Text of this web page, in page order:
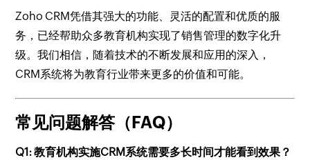
Zoho CRM凭借其强大的功能、灵活的配置和优质的服
务，已经帮助众多教育机构实现了销售管理的数字化升
级。我们相信，随着技术的不断发展和应用的深入，
CRM系统将为教育行业带来更多的价值和可能。
常见问题解答（FAQ）
Q1: 教育机构实施CRM系统需要多长时间才能看到效果？